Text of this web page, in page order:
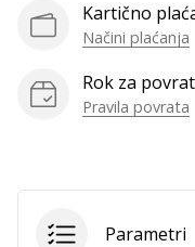
nas?
Pridruži
nam
se
Kartično
Načini plaćanja
Rok za
Pravila povrata
Parametri